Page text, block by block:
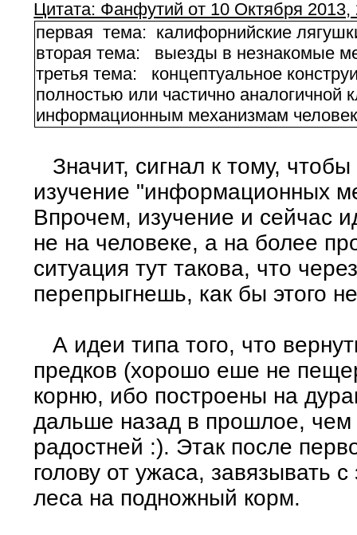
Цитата: Фанфутий от 10 Октября 2013,
первая тема: калифорнийские
вторая тема: выезды в незнакомые
третья тема: концептуальное
полностью или частично аналогичной
информационным механизмам
Значит, сигнал к тому,
изучение "информационных
Впрочем, изучение и сейчас
не на человеке, а на более
ситуация тут такова, что
перепрыгнешь, как бы этого
А идеи типа того, что
предков (хорошо еше не
корню, ибо построены на
дальше назад в прошлое,
радостней :). Этак после
голову от ужаса, завязывать
леса на подножный корм.